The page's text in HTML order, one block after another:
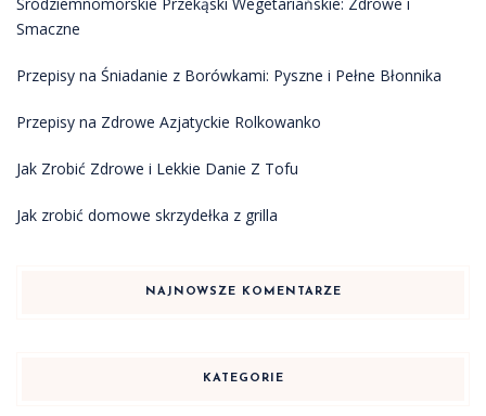
Smaczne
Przepisy na Śniadanie z Borówkami: Pyszne i Pełne Błonnika
Przepisy na Zdrowe Azjatyckie Rolkowanko
Jak Zrobić Zdrowe i Lekkie Danie Z Tofu
Jak zrobić domowe skrzydełka z grilla
NAJNOWSZE KOMENTARZE
KATEGORIE